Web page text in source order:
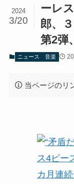
ーレ
郎、
第2弾
2024
3/20
ニュース 音楽
当ページのリ